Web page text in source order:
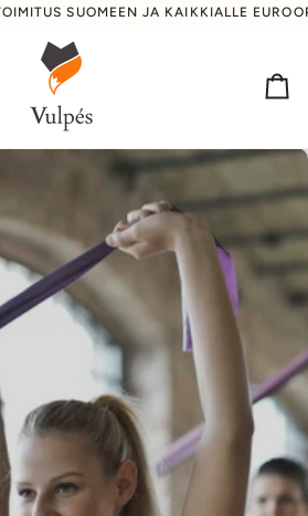
JA KAIKKIALLE EUROOPPAAN